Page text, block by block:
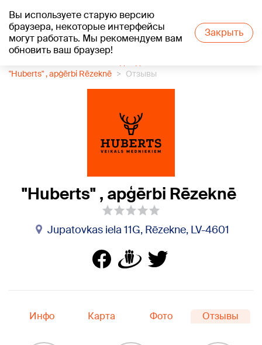
Вы используете старую версию
браузера, некоторые интерфейсы
могут работать. Мы рекомендуем вам
обновить ваш браузер!
Закрыть
+17°C
"Huberts" , apģērbi Rēzeknē
Отзывы
"Huberts" , apģērbi Rēzeknē
Jupatovkas iela 11G, Rēzekne, LV-4601
Инфо Карта Фото Отзывы